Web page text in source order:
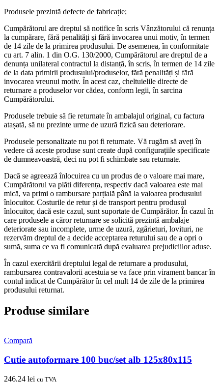
Produsele prezintă defecte de fabricație;
Cumpărătorul are dreptul să notifice în scris Vânzătorului că renunța
la cumpărare, fără penalități şi fără invocarea unui motiv, în termen
de 14 zile de la primirea produsului. De asemenea, în conformitate
cu art. 7 alin. 1 din O.G. 130/2000, Cumpărătorul are dreptul de a
denunța unilateral contractul la distanță, în scris, în termen de 14 zile
de la data primirii produsului/produselor, fără penalități și fără
invocarea vreunui motiv. În acest caz, cheltuielile directe de
returnare a produselor vor cădea, conform legii, în sarcina
Cumpărătorului.
Produsele trebuie să fie returnate în ambalajul original, cu factura
atașată, să nu prezinte urme de uzură fizică sau deteriorare.
Produsele personalizate nu pot fi returnate. Vă rugăm să aveți în
vedere că aceste produse sunt create după configurațiile specificate
de dumneavoastră, deci nu pot fi schimbate sau returnate.
Dacă se agreează înlocuirea cu un produs de o valoare mai mare,
Cumpărătorul va plăti diferența, respectiv dacă valoarea este mai
mică, va primi o rambursare parțială până la valoarea produsului
înlocuitor. Costurile de retur și de transport pentru produsul
înlocuitor, dacă este cazul, sunt suportate de Cumpărător. În cazul în
care produsele a căror returnare se solicită prezintă ambalaje
deteriorate sau incomplete, urme de uzură, zgârieturi, lovituri, ne
rezervăm dreptul de a decide acceptarea returului sau de a opri o
sumă, suma ce va fi comunicată după evaluarea prejudiciilor aduse.
În cazul exercitării dreptului legal de returnare a produsului,
rambursarea contravalorii acestuia se va face prin virament bancar în
contul indicat de Cumpărător în cel mult 14 de zile de la primirea
produsului returnat.
Produse similare
Compară
Cutie autoformare 100 buc/set alb 125x80x115
246,24 lei cu TVA